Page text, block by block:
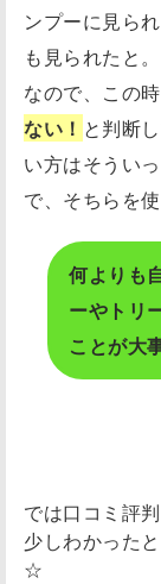
ンプーに見ら
も見られたと。
なので、この
ない！ と判断
い方はそうい
で、そちらを
何よりも
ーやトリ
ことが大
では口コミ評
少しわかった
☆